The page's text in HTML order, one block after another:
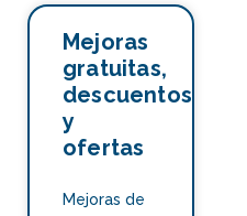
Mejoras
gratuitas,
descuentos
y
ofertas
Mejoras de